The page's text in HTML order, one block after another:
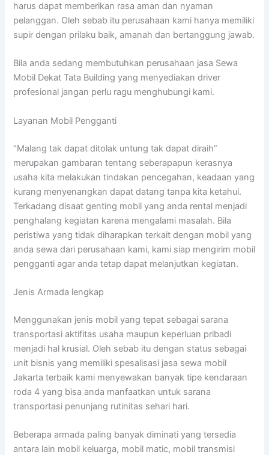
harus dapat memberikan rasa aman dan nyaman
pelanggan. Oleh sebab itu perusahaan kami hanya memiliki
supir dengan prilaku baik, amanah dan bertanggung jawab.
Bila anda sedang membutuhkan perusahaan jasa Sewa
Mobil Dekat Tata Building yang menyediakan driver
profesional jangan perlu ragu menghubungi kami.
Layanan Mobil Pengganti
“Malang tak dapat ditolak untung tak dapat diraih”
merupakan gambaran tentang seberapapun kerasnya
usaha kita melakukan tindakan pencegahan, keadaan yang
kurang menyenangkan dapat datang tanpa kita ketahui.
Terkadang disaat genting mobil yang anda rental menjadi
penghalang kegiatan karena mengalami masalah. Bila
peristiwa yang tidak diharapkan terkait dengan mobil yang
anda sewa dari perusahaan kami, kami siap mengirim mobil
pengganti agar anda tetap dapat melanjutkan kegiatan.
Jenis Armada lengkap
Menggunakan jenis mobil yang tepat sebagai sarana
transportasi aktifitas usaha maupun keperluan pribadi
menjadi hal krusial. Oleh sebab itu dengan status sebagai
unit bisnis yang memiliki spesalisasi jasa sewa mobil
Jakarta terbaik kami menyewakan banyak tipe kendaraan
roda 4 yang bisa anda manfaatkan untuk sarana
transportasi penunjang rutinitas sehari hari.
Beberapa armada paling banyak diminati yang tersedia
antara lain mobil keluarga, mobil matic, mobil transmisi